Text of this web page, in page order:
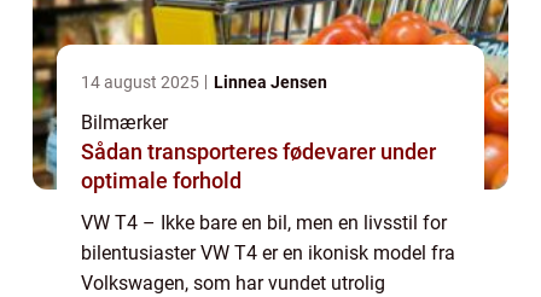
14 august 2025 Linnea Jensen
Bilmærker
Sådan transporteres fødevarer under
optimale forhold
VW T4 – Ikke bare en bil, men en livsstil for
bilentusiaster VW T4 er en ikonisk model fra
Volkswagen, som har vundet utrolig